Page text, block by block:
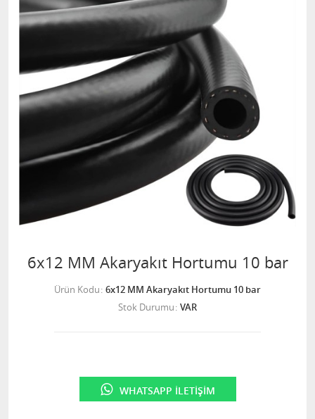
6x12 MM Akaryakıt Hortumu 10 bar
Ürün Kodu 6x12 MM Akaryakıt Hortumu 10 bar
Stok Durumu VAR
WHATSAPP İLETIŞIM